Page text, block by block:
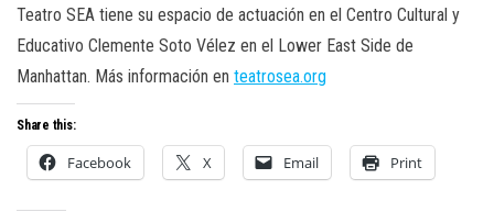
Teatro SEA tiene su espacio de actuación en el Centro Cultural y
Educativo Clemente Soto Vélez en el Lower East Side de
Manhattan. Más información en teatrosea.org
Share this:
Facebook X Email Print